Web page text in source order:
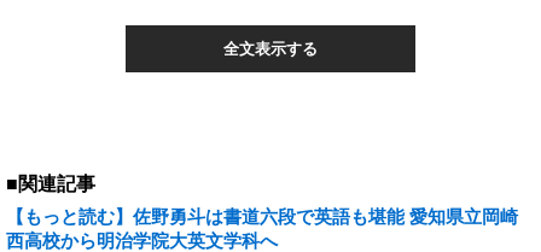
全文表示する
■関連記事
【もっと読む】佐野勇斗は書道六段で英語も堪能 愛知県立岡崎
西高校から明治学院大英文学科へ